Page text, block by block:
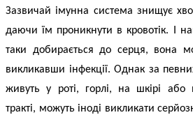
Зазвичай імунна система знищує
даючи їм проникнути в кровотік. І
таки добирається до серця, вона
викликавши інфекції. Однак за
живуть у роті, горлі, на шкірі або
тракті, можуть іноді викликати